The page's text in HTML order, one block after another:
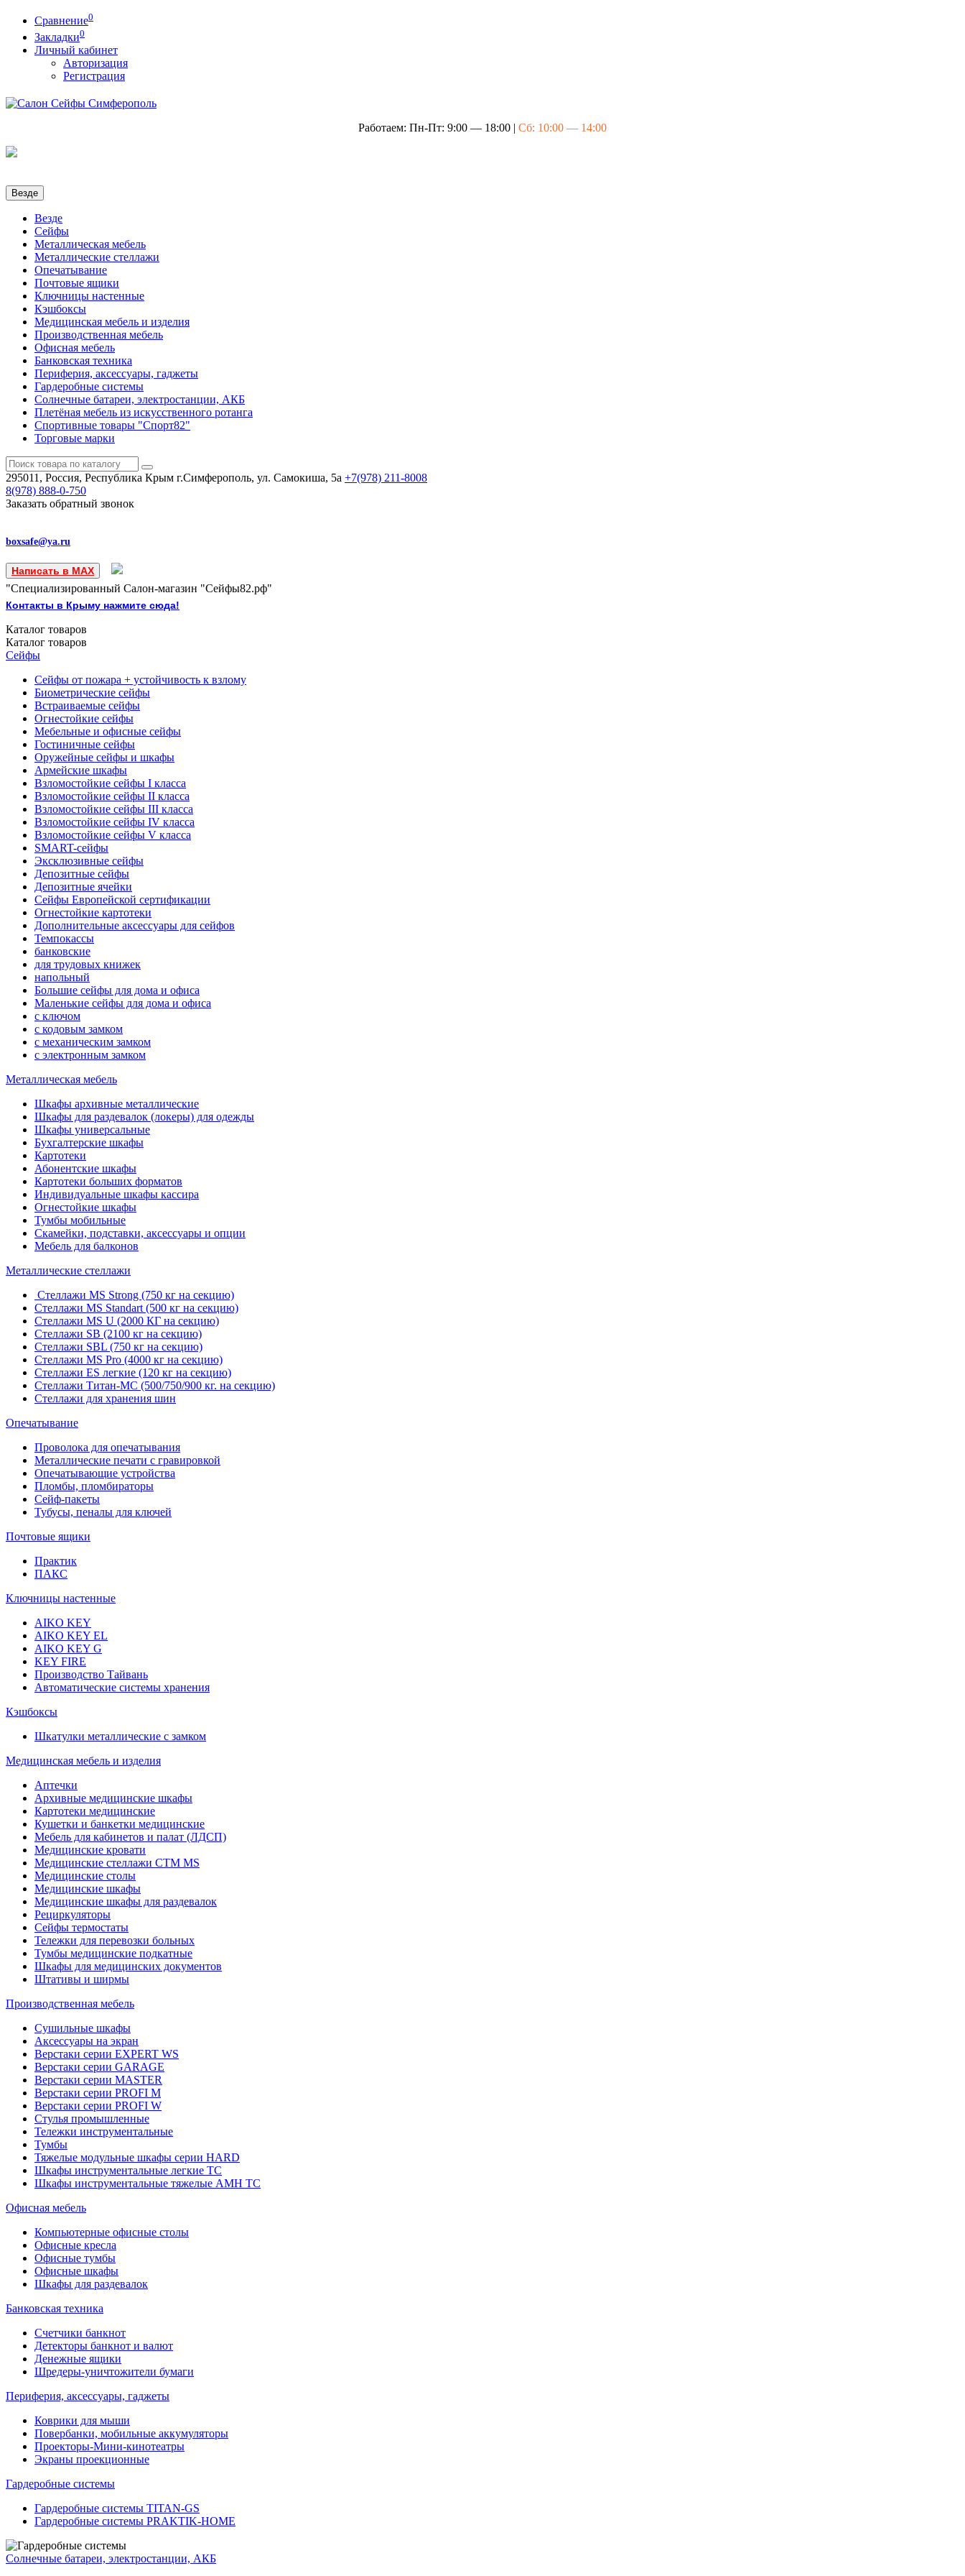
Сравнение0
Закладки0
Личный кабинет
Авторизация
Регистрация
Работаем: Пн-Пт: 9:00 — 18:00 | Сб: 10:00 — 14:00
Везде
Везде
Сейфы
Металлическая мебель
Металлические стеллажи
Опечатывание
Почтовые ящики
Ключницы настенные
Кэшбоксы
Медицинская мебель и изделия
Производственная мебель
Офисная мебель
Банковская техника
Периферия, аксессуары, гаджеты
Гардеробные системы
Солнечные батареи, электростанции, АКБ
Плетёная мебель из искусственного ротанга
Спортивные товары "Спорт82"
Торговые марки
295011, Россия, Республика Крым г.Симферополь, ул. Самокиша, 5а +7(978) 211-8008
8(978) 888-0-750
Заказать обратный звонок
boxsafe@ya.ru
Написать в MAX
"Специализированный Салон-магазин "Сейфы82.рф"
Контакты в Крыму нажмите сюда!
Каталог товаров
Каталог товаров
Сейфы
Сейфы от пожара + устойчивость к взлому
Биометрические сейфы
Встраиваемые сейфы
Огнестойкие сейфы
Мебельные и офисные сейфы
Гостиничные сейфы
Оружейные сейфы и шкафы
Армейские шкафы
Взломостойкие сейфы I класса
Взломостойкие сейфы II класса
Взломостойкие сейфы III класса
Взломостойкие сейфы IV класса
Взломостойкие сейфы V класса
SMART-сейфы
Эксклюзивные сейфы
Депозитные сейфы
Депозитные ячейки
Сейфы Европейской сертификации
Огнестойкие картотеки
Дополнительные аксессуары для сейфов
Темпокассы
банковские
для трудовых книжек
напольный
Большие сейфы для дома и офиса
Маленькие сейфы для дома и офиса
с ключом
с кодовым замком
с механическим замком
с электронным замком
Металлическая мебель
Шкафы архивные металлические
Шкафы для раздевалок (локеры) для одежды
Шкафы универсальные
Бухгалтерские шкафы
Картотеки
Абонентские шкафы
Картотеки больших форматов
Индивидуальные шкафы кассира
Огнестойкие шкафы
Тумбы мобильные
Скамейки, подставки, аксессуары и опции
Мебель для балконов
Металлические стеллажи
Стеллажи MS Strong (750 кг на секцию)
Стеллажи MS Standart (500 кг на секцию)
Стеллажи MS U (2000 КГ на секцию)
Стеллажи SB (2100 кг на секцию)
Стеллажи SBL (750 кг на секцию)
Стеллажи MS Pro (4000 кг на секцию)
Стеллажи ES легкие (120 кг на секцию)
Стеллажи Титан-МС (500/750/900 кг. на секцию)
Стеллажи для хранения шин
Опечатывание
Проволока для опечатывания
Металлические печати с гравировкой
Опечатывающие устройства
Пломбы, пломбираторы
Сейф-пакеты
Тубусы, пеналы для ключей
Почтовые ящики
Практик
ПАКС
Ключницы настенные
AIKO KEY
AIKO KEY EL
AIKO KEY G
KEY FIRE
Производство Тайвань
Автоматические системы хранения
Кэшбоксы
Шкатулки металлические с замком
Медицинская мебель и изделия
Аптечки
Архивные медицинские шкафы
Картотеки медицинские
Кушетки и банкетки медицинские
Мебель для кабинетов и палат (ЛДСП)
Медицинские кровати
Медицинские стеллажи CTM MS
Медицинские столы
Медицинские шкафы
Медицинские шкафы для раздевалок
Рециркуляторы
Сейфы термостаты
Тележки для перевозки больных
Тумбы медицинские подкатные
Шкафы для медицинских документов
Штативы и ширмы
Производственная мебель
Cушильные шкафы
Аксессуары на экран
Верстаки серии EXPERT WS
Верстаки серии GARAGE
Верстаки серии MASTER
Верстаки серии PROFI M
Верстаки серии PROFI W
Стулья промышленные
Тележки инструментальные
Тумбы
Тяжелые модульные шкафы серии HARD
Шкафы инструментальные легкие ТС
Шкафы инструментальные тяжелые AMH TC
Офисная мебель
Компьютерные офисные столы
Офисные кресла
Офисные тумбы
Офисные шкафы
Шкафы для раздевалок
Банковская техника
Счетчики банкнот
Детекторы банкнот и валют
Денежные ящики
Шредеры-уничтожители бумаги
Периферия, аксессуары, гаджеты
Коврики для мыши
Повербанки, мобильные аккумуляторы
Проекторы-Мини-кинотеатры
Экраны проекционные
Гардеробные системы
Гардеробные системы TITAN-GS
Гардеробные системы PRAKTIK-HOME
Солнечные батареи, электростанции, АКБ